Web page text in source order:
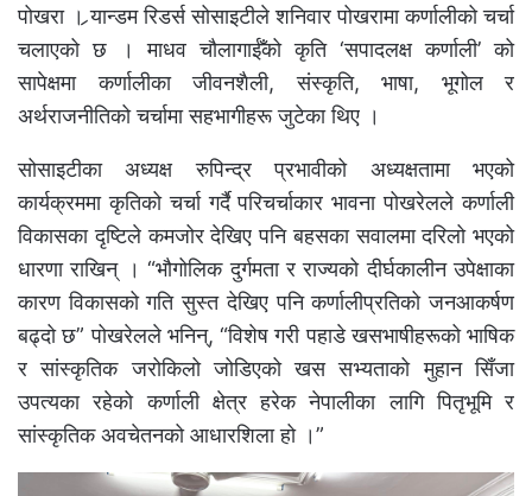
पोखरा । र्‍यान्डम रिडर्स सोसाइटीले शनिवार पोखरामा कर्णालीको चर्चा
चलाएको छ । माधव चौलागाईँको कृति ‘सपादलक्ष कर्णाली’ को
सापेक्षमा कर्णालीका जीवनशैली, संस्कृति, भाषा, भूगोल र
अर्थराजनीतिको चर्चामा सहभागीहरू जुटेका थिए ।
सोसाइटीका अध्यक्ष रुपिन्द्र प्रभावीको अध्यक्षतामा भएको
कार्यक्रममा कृतिको चर्चा गर्दै परिचर्चाकार भावना पोखरेलले कर्णाली
विकासका दृष्टिले कमजोर देखिए पनि बहसका सवालमा दरिलो भएको
धारणा राखिन् । “भौगोलिक दुर्गमता र राज्यको दीर्घकालीन उपेक्षाका
कारण विकासको गति सुस्त देखिए पनि कर्णालीप्रतिको जनआकर्षण
बढ्दो छ” पोखरेलले भनिन्, “विशेष गरी पहाडे खसभाषीहरूको भाषिक
र सांस्कृतिक जरोकिलो जोडिएको खस सभ्यताको मुहान सिँजा
उपत्यका रहेको कर्णाली क्षेत्र हरेक नेपालीका लागि पितृभूमि र
सांस्कृतिक अवचेतनको आधारशिला हो ।”